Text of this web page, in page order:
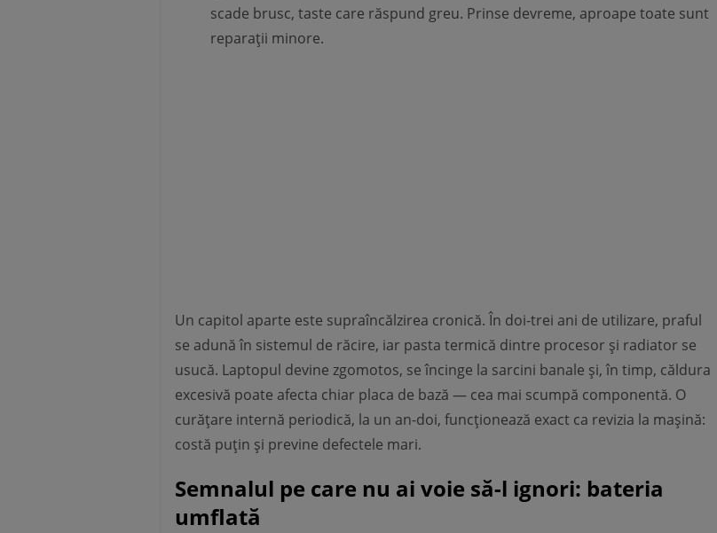
scade brusc, taste care răspund greu. Prinse devreme, aproape toate sunt
reparații minore.
Un capitol aparte este supraîncălzirea cronică. În doi-trei ani de utilizare, praful
se adună în sistemul de răcire, iar pasta termică dintre procesor și radiator se
usucă. Laptopul devine zgomotos, se încinge la sarcini banale și, în timp, căldura
excesivă poate afecta chiar placa de bază — cea mai scumpă componentă. O
curățare internă periodică, la un an-doi, funcționează exact ca revizia la mașină:
costă puțin și previne defectele mari.
Semnalul pe care nu ai voie să-l ignori: bateria
umflată